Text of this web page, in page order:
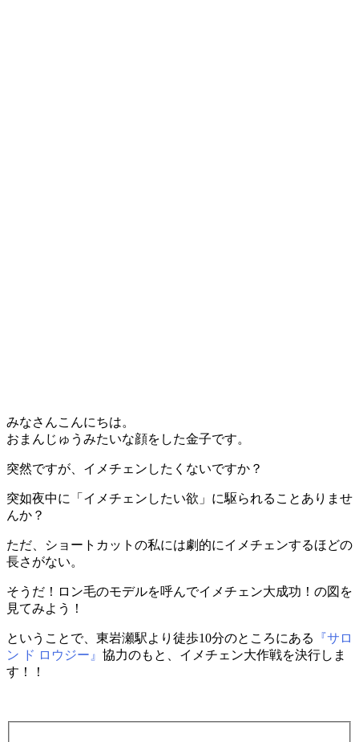
みなさんこんにちは。
おまんじゅうみたいな顔をした金子です。
突然ですが、イメチェンしたくないですか？
突如夜中に「イメチェンしたい欲」に駆られることありませ
んか？
ただ、ショートカットの私には劇的にイメチェンするほどの
長さがない。
そうだ！ロン毛のモデルを呼んでイメチェン大成功！の図を
見てみよう！
ということで、東岩瀬駅より徒歩10分のところにある
『サロ
ン ド ロウジー』 協力のもと、イメチェン大作戦を決行しま
す！！